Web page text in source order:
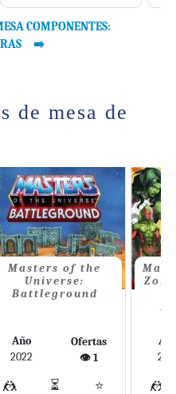
COMPONENTES:
de mesa de
Masters of the
Universe:
Battleground
Año
2022
Ofertas
👁️ 1
🤼
⏳
⭐
🤼